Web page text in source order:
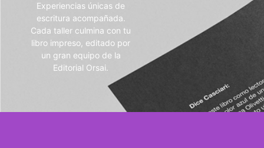
Experiencias únicas de
escritura acompañada.
Cada taller culmina con tu
libro impreso, editado por
un gran equipo de la
Editorial Orsai.